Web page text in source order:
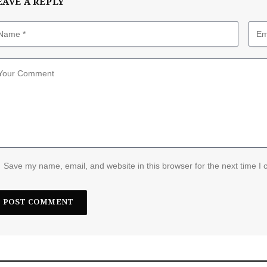
Save my name, email, and website in this browser for the next time I